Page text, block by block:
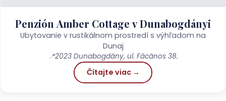
Penzión Amber Cottage v Dunabogdányi
Ubytovanie v rustikálnom prostredí s výhľadom na
Dunaj
📍2023 Dunabogdány, ul. Fácános 38.
Čítajte viac →